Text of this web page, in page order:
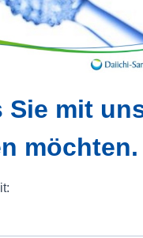
Sie mit
möchten.